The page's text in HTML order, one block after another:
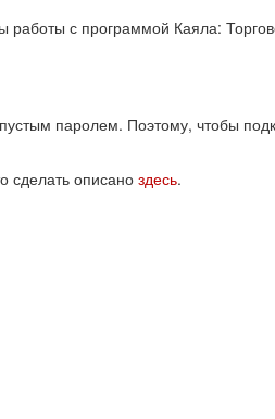
с программой Каяла:
паролем. Поэтому, чтобы
сделать описано здесь.